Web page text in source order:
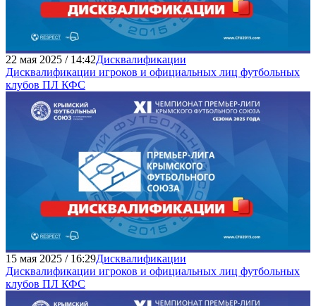
22 мая 2025 / 14:42Дисквалификации
Дисквалификации игроков и официальных лиц футбольных
клубов ПЛ КФС
15 мая 2025 / 16:29Дисквалификации
Дисквалификации игроков и официальных лиц футбольных
клубов ПЛ КФС